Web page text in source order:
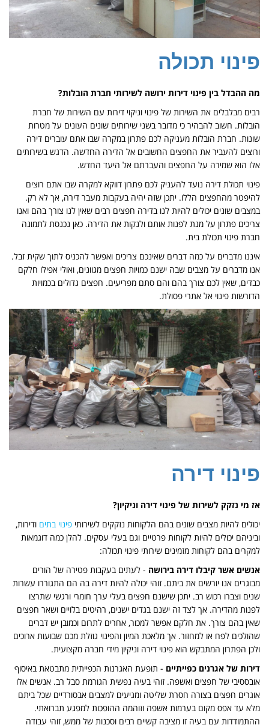
פינוי תכולה
מה ההבדל בין פינוי דירות ירושה לשירותי חברת הובלות?
רבים מבלבלים את השירות של פינוי וניקוי דירות עם השירות של חברת
הובלות. חשוב להבהיר כי מדובר בשני שירותים שונים העונים על מטרות
שונות. חברת הובלות מעניקה לכם פתרון במקרה שבו אתם עוברים דירה
ורוצים להעביר את החפצים החשובים אל הדירה החדשה. הדגש בשירותים
אלו הוא שמירה על החפצים והעברתם אל היעד החדש.
פינוי תכולת דירה נועד להעניק לכם פתרון דווקא למקרה שבו אתם רוצים
להיפטר מהחפצים הללו. יתכן שזה יהיה בעקבות מעבר דירה, אך לא רק.
במצבים שונים יכולים להיות לנו בדירה חפצים רבים שאין לנו צורך בהם ואנו
צריכים פתרון על מנת לפנות אותם ולנקות את הדירה. כאן נכנסת לתמונה
חברת פינוי תכולת בית.
איננו מדברים על כמה דברים שאינכם צריכים ואפשר להכניס לתוך שקית זבל.
אנו מדברים על מצבים שבה ישנם כמויות חפצים מגוונים, ואולי אפילו חלקם
כבדים, שאין לכם צורך בהם והם סתם מפריעים. חפצים גדולים בכמויות
הדורשות פינוי אל אתרי פסולת.
פינוי דירה
אז מי נזקק לשירות של פינוי דירה וניקיון?
יכולים להיות מצבים שונים בהם הלקוחות נזקקים לשירותי פינוי בתים ודירות,
וביניהם יכולים להיות לקוחות פרטיים וגם בעלי עסקים. להלן כמה דוגמאות
למקרים בהם לקוחות מזמינים שירותי פינוי תכולה:
אנשים אשר קיבלו דירה בירושה - לעתים בעקבות פטירה של הורים
מבוגרים אנו יורשים את ביתם. זוהי יכולה להיות דירה בה הם התגוררו עשרות
שנים וצברו רכוש רב. יתכן שישנם חפצים בעלי ערך חומרי ורגשי שתרצו
לפנות מהדירה. אך לצד זה ישנם בגדים ישנים, רהיטים בלויים ושאר חפצים
שאין בהם צורך. את חלקם אפשר למכור, אחרים לתרום וכמובן יש דברים
שהולכים לפח או למחזור. אך מלאכת המיון והפינוי גוזלת מכם שבועות ארוכים
ולכן הפתרון המתבקש הוא פינוי דירה וניקיון מידי חברה מקצועית.
דירות של אגרנים כפייתיים - תופעת האגרנות הכפייתית מתבטאת באיסוף
אובססיבי של חפצים ואשפה. זוהי בעיה נפשית הגורמת סבל רב. אנשים אלו
אוגרים חפצים בצורה חסרת שליטה ומגיעים למצבים אבסורדיים שכל ביתם
מלא עד אפס מקום בערמות אשפה וזוהמה ההופכות למפגע תברואתי.
ההתמודדות עם בעיה זו מציבה קשיים רבים וסכנות של ממש, זוהי עבודה